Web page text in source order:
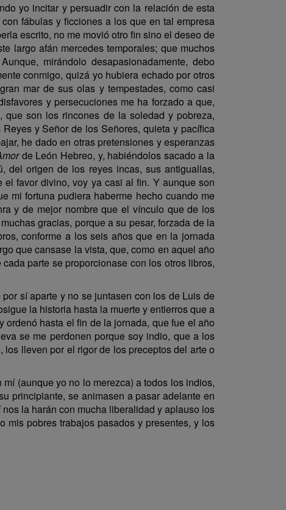
yo incitar y persuadir con la relación de esta
fábulas y ficciones a los que en tal empresa
escrito, no me movió otro fin sino el deseo de
largo afán mercedes temporales; que muchos
mirándolo desapasionadamente, debo
conmigo, quizá yo hubiera echado por otros
mar de sus olas y tempestades, como casi
y persecuciones me ha forzado a que,
son los rincones de la soledad y pobreza,
y Señor de los Señores, quieta y pacífica
he dado en otras pretensiones y esperanzas
de León Hebreo, y, habiéndolos sacado a la
del origen de los reyes incas, sus antiguallas,
favor divino, voy ya casi al fin. Y aunque son
mi fortuna pudiera haberme hecho cuando me
y de mejor nombre que el vínculo que de los
gracias, porque a su pesar, forzada de la
conforme a los seis años que en la jornada
que cansase la vista, que, como en aquel año
parte se proporcionase con los otros libros,
sí aparte y no se juntasen con los de Luis de
la historia hasta la muerte y entierros que a
hasta el fin de la jornada, que fue el año
se me perdonen porque soy indio, que a los
lleven por el rigor de los preceptos del arte o
(aunque yo no lo merezca) a todos los indios,
principiante, se animasen a pasar adelante en
la harán con mucha liberalidad y aplauso los
mis pobres trabajos pasados y presentes, y los